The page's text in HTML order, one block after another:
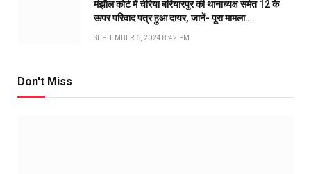
मंझौल कोर्ट में चेरिया बरियारपुर की थानाध्यक्ष समेत 12 के
ऊपर परिवाद पत्र हुआ दायर, जानें- पूरा मामला…
SEPTEMBER 6, 2024 8:42 PM
Don't Miss